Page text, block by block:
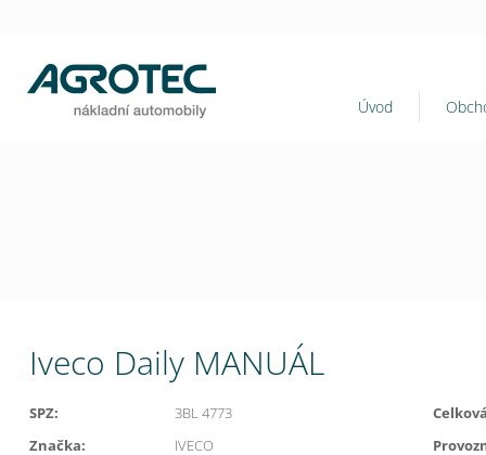
Úvod
Iveco Daily MANUÁL
SPZ: 3BL 4773
Značka:
IVECO